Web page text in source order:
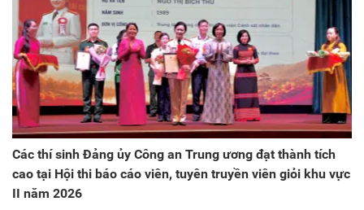
Các thí sinh Đảng ủy Công an Trung ương đạt thành tích
cao tại Hội thi báo cáo viên, tuyên truyền viên giỏi khu vực
II năm 2026